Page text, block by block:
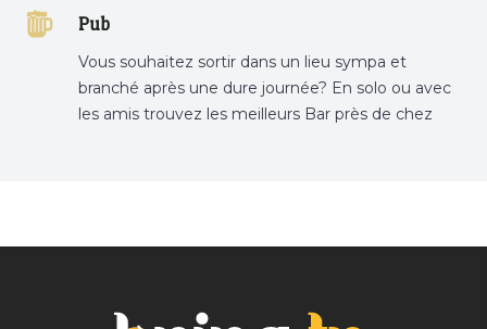
Pub
Vous souhaitez sortir dans un lieu sympa et
branché après une dure journée? En solo ou avec
les amis trouvez les meilleurs Bar près de chez